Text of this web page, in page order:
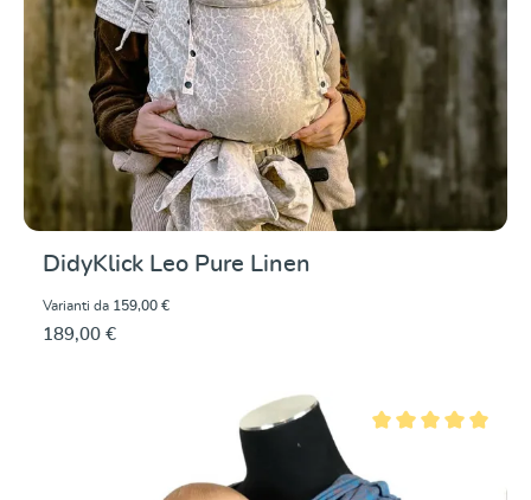
DidyKlick Leo Pure Linen
Varianti da 159,00 €
189,00 €